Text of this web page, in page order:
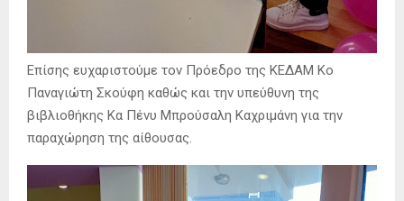
Επίσης ευχαριστούμε τον Πρόεδρο της ΚΕΔΑΜ Κο
Παναγιώτη Σκούφη καθώς και την υπεύθυνη της
βιβλιοθήκης Κα Πένυ Μπρούσαλη Καχριμάνη για την
παραχώρηση της αίθουσας.